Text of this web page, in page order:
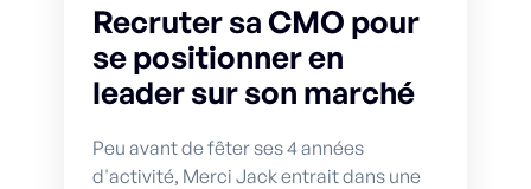
Recruter sa CMO pour
se positionner en
leader sur son marché
Peu avant de fêter ses 4 années
d'activité, Merci Jack entrait dans une